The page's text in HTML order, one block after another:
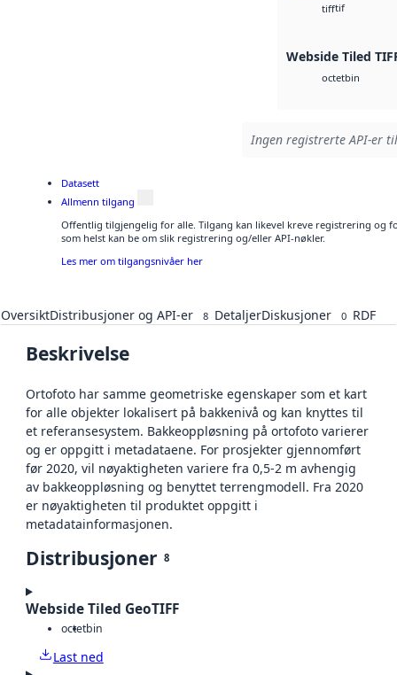
tifftif
Webside Tiled
octetbin
Ingen registrerte API-er
Datasett
Allmenn tilgang
Offentlig tilgjengelig for alle. Tilgang kan likevel kreve registrering og
som helst kan be om slik registrering og/eller API-nøkler.
Les mer om tilgangsnivåer her
OversiktDistribusjoner og API-er 8 DetaljerDiskusjoner 0 RDF
Beskrivelse
Ortofoto har samme geometriske egenskaper som et kart
for alle objekter lokalisert på bakkenivå og kan knyttes til
et referansesystem. Bakkeoppløsning på ortofoto varierer
og er oppgitt i metadataene. For prosjekter gjennomført
før 2020, vil nøyaktigheten variere fra 0,5-2 m avhengig
av bakkeoppløsning og benyttet terrengmodell. Fra 2020
er nøyaktigheten til produktet oppgitt i
metadatainformasjonen.
Distribusjoner 8
Webside Tiled GeoTIFF
octetbin
Last ned